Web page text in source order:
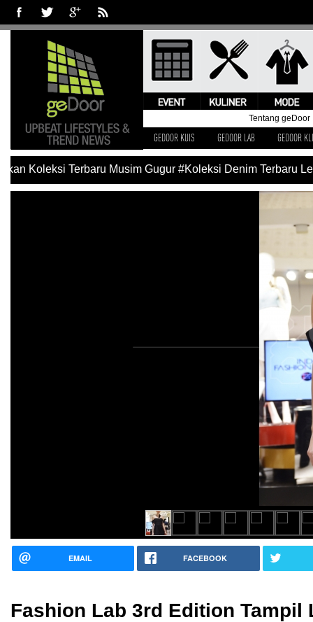
Tentang geDoor
GEDOOR KUIS GEDOOR LAB GEDOOR
Koleksi Terbaru Musim Gugur #Koleksi Denim Terbaru
EMAIL FACEBOOK
Fashion Lab 3rd Edition Tampil